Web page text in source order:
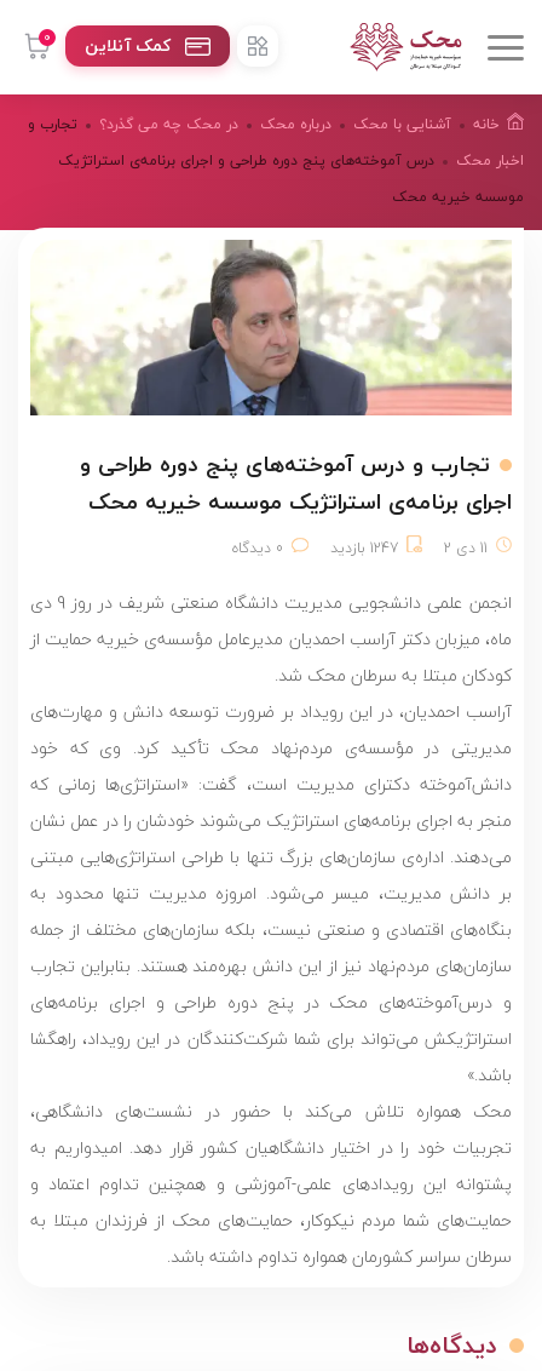
0 کمک آنلاین
خانه آشنایی با محک درباره محک
در محک چه می گذرد؟
اخبار محک
تجارب و
درس آموخته‌های پنج دوره طراحی و اجرای برنامه‌ی استراتژیک
موسسه خیریه محک
تجارب و درس آموخته‌های پنج دوره طراحی و
اجرای برنامه‌ی استراتژیک موسسه خیریه محک
11 دی 2 1247 بازدید 0 دیدگاه
انجمن علمی دانشجویی مدیریت دانشگاه صنعتی شریف در روز 9 دی
ماه، میزبان دکتر آراسب احمدیان مدیرعامل مؤسسه‌ی خیریه حمایت از
کودکان مبتلا به سرطان محک شد.
آراسب احمدیان، در این رویداد بر ضرورت توسعه دانش و مهارت‌های
مدیریتی در مؤسسه‌ی مردم‌نهاد محک تأکید کرد. وی که خود
دانش‌آموخته دکترای مدیریت است، گفت: «استراتژی‌ها زمانی که
منجر به اجرای برنامه‌های استراتژیک می‌شوند خودشان را در عمل نشان
می‌دهند. اداره‌ی سازمان‌های بزرگ تنها با طراحی استراتژی‌هایی مبتنی
بر دانش مدیریت، میسر می‌شود. امروزه مدیریت تنها محدود به
بنگاه‌های اقتصادی و صنعتی نیست، بلکه سازمان‌های مختلف از جمله
سازمان‌های مردم‌نهاد نیز از این دانش بهره‌مند هستند. بنابراین تجارب
و درس‌آموخته‌های محک در پنج دوره طراحی و اجرای برنامه‌های
استراتژیکش می‌تواند برای شما شرکت‌کنندگان در این رویداد، راهگشا
باشد.»
محک همواره تلاش می‌کند با حضور در نشست‌های دانشگاهی،
تجربیات خود را در اختیار دانشگاهیان کشور قرار دهد. امیدواریم به
پشتوانه این رویدادهای علمی-آموزشی و همچنین تداوم اعتماد و
حمایت‌های شما مردم نیکوکار، حمایت‌های محک از فرزندان مبتلا به
سرطان سراسر کشورمان همواره تداوم داشته باشد.
دیدگاه‌ها